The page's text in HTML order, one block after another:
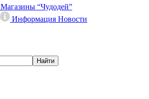
Магазины “Чудодей”
ИнформацияНовости
Найти